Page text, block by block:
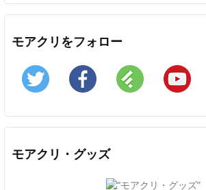
モアクリをフォロー
Twitter Facebook Feedly
モアクリ・グッズ